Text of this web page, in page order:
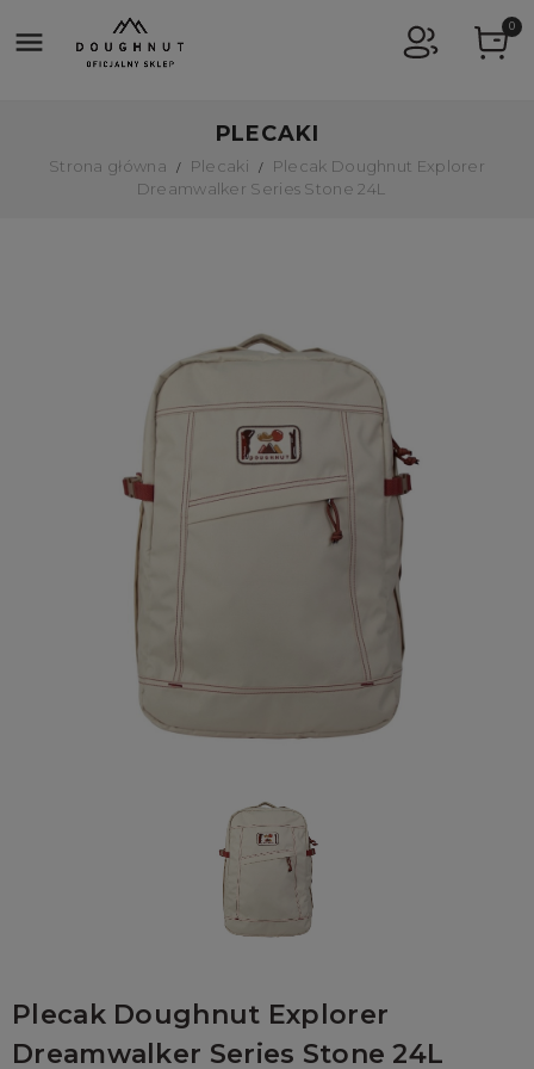
 0
PLECAKI
Strona główna Plecaki
Plecak Doughnut Explorer
Dreamwalker Series Stone 24L
Plecak Doughnut Explorer
Dreamwalker Series Stone 24L